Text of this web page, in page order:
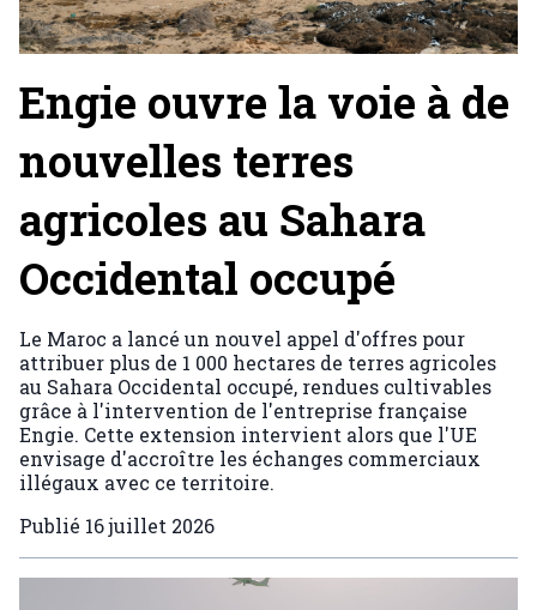
Engie ouvre la voie à de
nouvelles terres
agricoles au Sahara
Occidental occupé
Le Maroc a lancé un nouvel appel d'offres pour
attribuer plus de 1 000 hectares de terres agricoles
au Sahara Occidental occupé, rendues cultivables
grâce à l'intervention de l'entreprise française
Engie. Cette extension intervient alors que l'UE
envisage d'accroître les échanges commerciaux
illégaux avec ce territoire.
Publié 16 juillet 2026